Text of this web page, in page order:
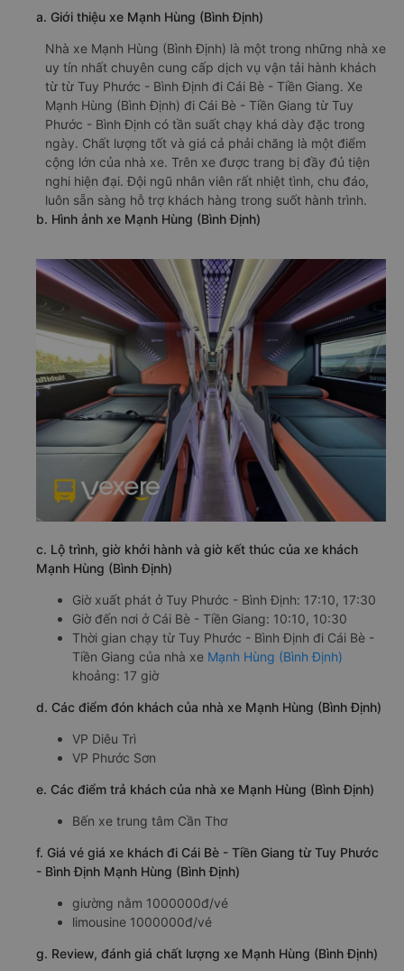
a. Giới thiệu xe Mạnh Hùng (Bình Định)
Nhà xe Mạnh Hùng (Bình Định) là một trong những nhà xe
uy tín nhất chuyên cung cấp dịch vụ vận tải hành khách
từ từ Tuy Phước - Bình Định đi Cái Bè - Tiền Giang. Xe
Mạnh Hùng (Bình Định) đi Cái Bè - Tiền Giang từ Tuy
Phước - Bình Định có tần suất chạy khá dày đặc trong
ngày. Chất lượng tốt và giá cả phải chăng là một điểm
cộng lớn của nhà xe. Trên xe được trang bị đầy đủ tiện
nghi hiện đại. Đội ngũ nhân viên rất nhiệt tình, chu đáo,
luôn sẵn sàng hỗ trợ khách hàng trong suốt hành trình.
b. Hình ảnh xe Mạnh Hùng (Bình Định)
c. Lộ trình, giờ khởi hành và giờ kết thúc của xe khách
Mạnh Hùng (Bình Định)
Giờ xuất phát ở Tuy Phước - Bình Định: 17:10, 17:30
Giờ đến nơi ở Cái Bè - Tiền Giang: 10:10, 10:30
Thời gian chạy từ Tuy Phước - Bình Định đi Cái Bè -
Tiền Giang của nhà xe Mạnh Hùng (Bình Định)
khoảng: 17 giờ
d. Các điểm đón khách của nhà xe Mạnh Hùng (Bình Định)
VP Diêu Trì
VP Phước Sơn
e. Các điểm trả khách của nhà xe Mạnh Hùng (Bình Định)
Bến xe trung tâm Cần Thơ
f. Giá vé giá xe khách đi Cái Bè - Tiền Giang từ Tuy Phước
- Bình Định Mạnh Hùng (Bình Định)
giường nằm 1000000đ/vé
limousine 1000000đ/vé
g. Review, đánh giá chất lượng xe Mạnh Hùng (Bình Định)